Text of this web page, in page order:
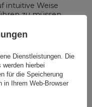
intuitive Weise
zu müssen.
können viele
werden, wie
Fotos.
ein extrem helles
Helligkeit von 3.000
Ultra nutzt das
Dienstleistungen. Die
werden hierbei
für die Speicherung
in Ihrem Web-Browser